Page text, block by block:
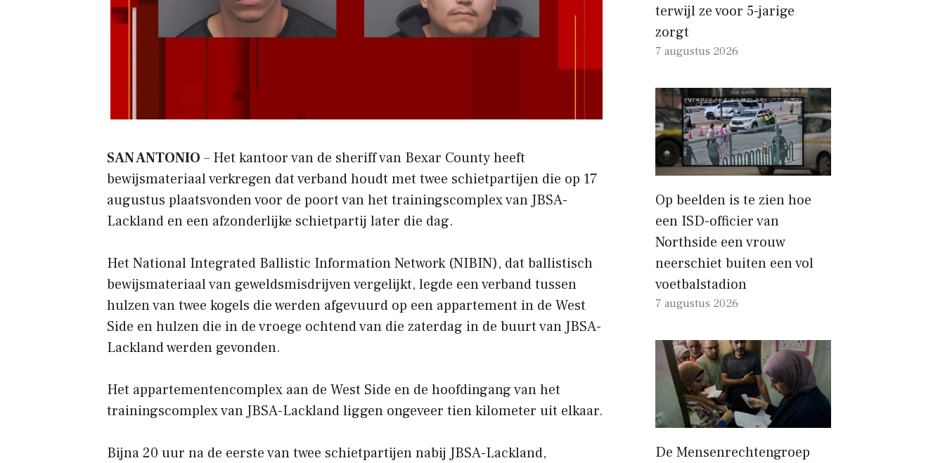
SAN ANTONIO – Het kantoor van de sheriff van Bexar County heeft
bewijsmateriaal verkregen dat verband houdt met twee schietpartijen die op 17
augustus plaatsvonden voor de poort van het trainingscomplex van JBSA-
Lackland en een afzonderlijke schietpartij later die dag.
Het National Integrated Ballistic Information Network (NIBIN), dat ballistisch
bewijsmateriaal van geweldsmisdrijven vergelijkt, legde een verband tussen
hulzen van twee kogels die werden afgevuurd op een appartement in de West
Side en hulzen die in de vroege ochtend van die zaterdag in de buurt van JBSA-
Lackland werden gevonden.
Het appartementencomplex aan de West Side en de hoofdingang van het
trainingscomplex van JBSA-Lackland liggen ongeveer tien kilometer uit elkaar.
Bijna 20 uur na de eerste van twee schietpartijen nabij JBSA-Lackland,
terwijl ze voor 5-jarige
zorgt
7 augustus 2026
Op beelden is te zien hoe
een ISD-officier van
Northside een vrouw
neerschiet buiten een vol
voetbalstadion
7 augustus 2026
De Mensenrechtengroep